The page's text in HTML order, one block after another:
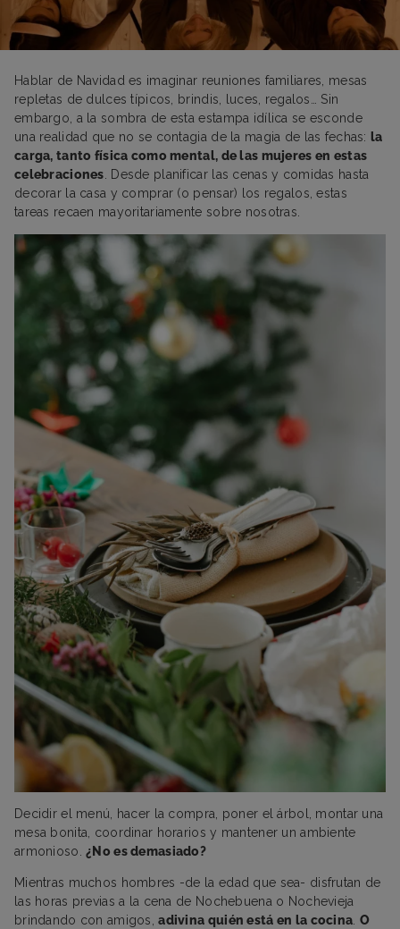
Hablar de Navidad es imaginar reuniones familiares, mesas
repletas de dulces típicos, brindis, luces, regalos… Sin
embargo, a la sombra de esta estampa idílica se esconde
una realidad que no se contagia de la magia de las fechas: la
carga, tanto física como mental, de las mujeres en estas
celebraciones . Desde planificar las cenas y comidas hasta
decorar la casa y comprar (o pensar) los regalos, estas
tareas recaen mayoritariamente sobre nosotras.
Decidir el menú, hacer la compra, poner el árbol, montar una
mesa bonita, coordinar horarios y mantener un ambiente
armonioso.¿No es demasiado?
Mientras muchos hombres -de la edad que sea- disfrutan de
las horas previas a la cena de Nochebuena o Nochevieja
brindando con amigos,adivina quién está en la cocina O